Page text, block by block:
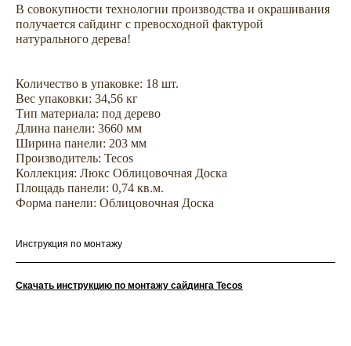
В совокупности технологии производства и окрашивания
получается сайдинг с превосходной фактурой
натурального дерева!
Количество в упаковке: 18 шт.
Вес упаковки: 34,56 кг
Тип материала: под дерево
Длина панели: 3660 мм
Ширина панели: 203 мм
Производитель: Tecos
Коллекция: Люкс Облицовочная Доска
Площадь панели: 0,74 кв.м.
Форма панели: Облицовочная Доска
Инструкция по монтажу
Скачать инструкцию по монтажу сайдинга Tecos
покупку на потом